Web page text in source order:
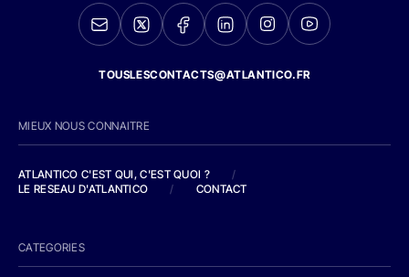
TOUSLESCONTACTS@ATLANTICO.FR
MIEUX NOUS CONNAITRE
ATLANTICO C'EST QUI, C'EST QUOI ?
/
LE RESEAU D'ATLANTICO
/ CONTACT
CATEGORIES